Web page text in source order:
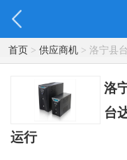
首页> 供应商机> 洛宁县
高可用性确保运行
洛
台
运行